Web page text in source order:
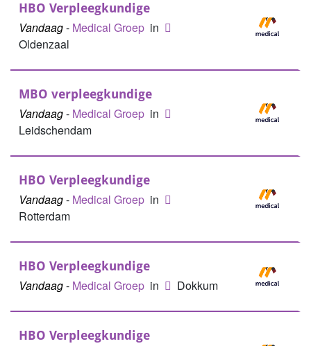
HBO Verpleegkundige
Vandaag- Medical Groep in
Oldenzaal
MBO verpleegkundige
Vandaag- Medical Groep in
Leidschendam
HBO Verpleegkundige
Vandaag- Medical Groep in
Rotterdam
HBO Verpleegkundige
Vandaag- Medical Groep in Dokkum
HBO Verpleegkundige